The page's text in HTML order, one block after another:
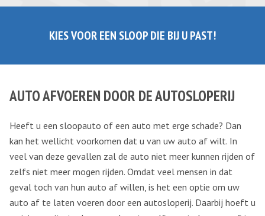
KIES VOOR EEN SLOOP DIE BIJ U PAST!
AUTO AFVOEREN DOOR DE AUTOSLOPERIJ
Heeft u een sloopauto of een auto met erge schade? Dan
kan het wellicht voorkomen dat u van uw auto af wilt. In
veel van deze gevallen zal de auto niet meer kunnen rijden of
zelfs niet meer mogen rijden. Omdat veel mensen in dat
geval toch van hun auto af willen, is het een optie om uw
auto af te laten voeren door een autosloperij. Daarbij hoeft u